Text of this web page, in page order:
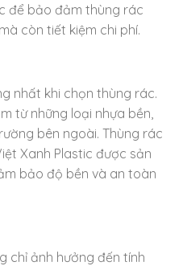
để bảo đảm thùng rác
còn tiết kiệm chi phí.
nhất khi chọn thùng rác.
từ những loại nhựa bền,
bên ngoài. Thùng rác
Xanh Plastic được sản
bảo độ bền và an toàn
chỉ ảnh hưởng đến tính